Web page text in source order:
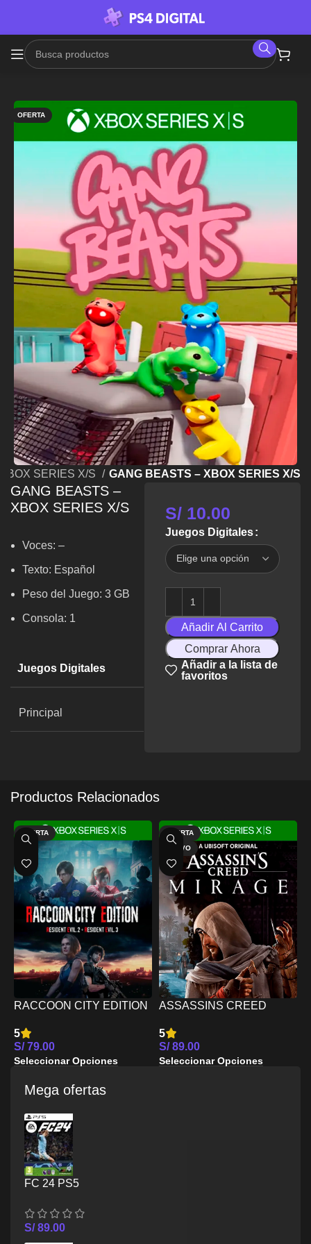
OFERTA
XBOX SERIES X/S GANG BEASTS – XBOX SERIES X/S
GANG BEASTS –
XBOX SERIES X/S
Voces: –
Texto: Español
Peso del Juego: 3 GB
Consola: 1
Juegos Digitales
Principal
S/10.00
Juegos Digitales
Añadir Al Carrito
Comprar Ahora
Añadir a la lista de
favoritos
Productos Relacionados
OFERTA
RACCOON CITY EDITION
5
S/79.00
Seleccionar Opciones
OFERTA
NUEVO
ASSASSINS CREED
X/S
5
S/89.00
Seleccionar Opciones
Mega ofertas
FC 24 PS5
S/89.00